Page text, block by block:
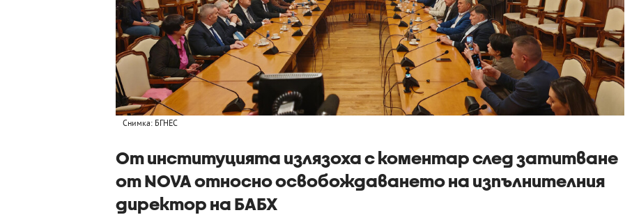
Снимка: БГНЕС
От институцията излязоха с коментар след затитване
от NOVA относно освобождаването на изпълнителния
директор на БАБХ